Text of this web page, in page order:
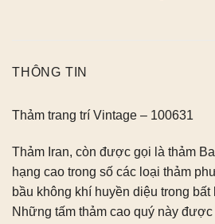
THÔNG TIN
Thảm trang trí Vintage – 100631
Thảm Iran, còn được gọi là thảm
hạng cao trong số các loại thảm
bầu không khí huyền diệu trong bất
Những tấm thảm cao quý này